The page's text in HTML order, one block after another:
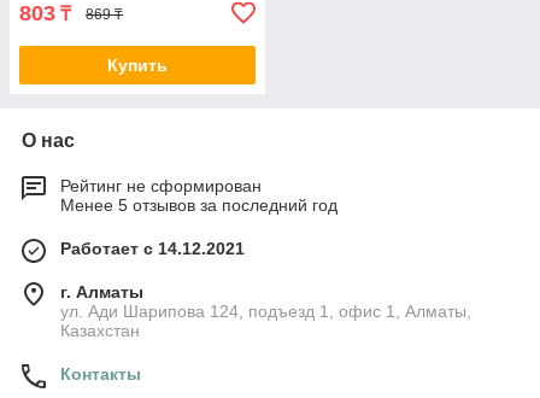
803 ₸ 869 ₸
Купить
О нас
Рейтинг не сформирован
Менее 5 отзывов за последний год
Работает с 14.12.2021
г. Алматы
ул. Ади Шарипова 124, подъезд 1, офис 1, Алматы,
Казахстан
Контакты